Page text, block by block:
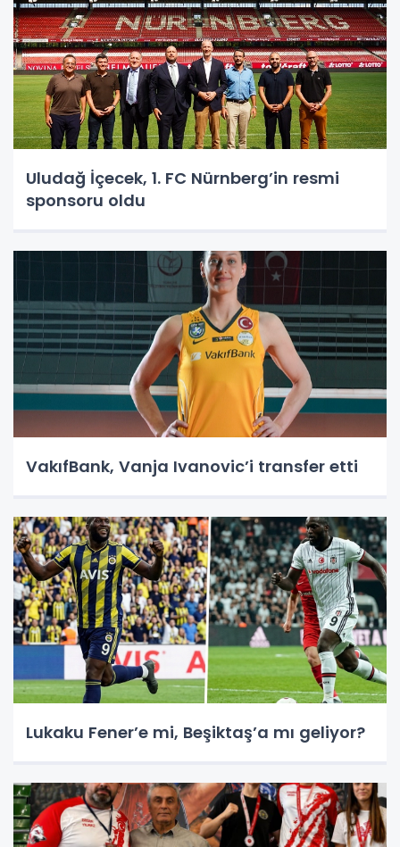
Uludağ İçecek, 1. FC Nürnberg’in resmi
sponsoru oldu
VakıfBank, Vanja Ivanovic’i transfer etti
Lukaku Fener’e mi, Beşiktaş’a mı geliyor?